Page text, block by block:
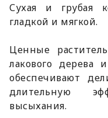
Сухая и грубая
гладкой и мягкой.
Ценные
лакового дерева
обеспечивают
длительную
высыхания.